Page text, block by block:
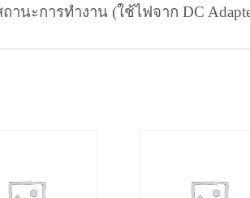
านะการทำงาน (ใช้ไฟจาก DC